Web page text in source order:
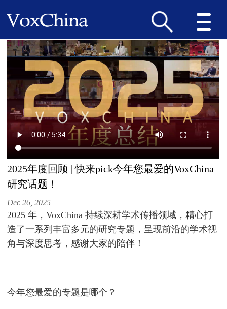
2025年度回顾 | 快来pick今年您最爱的VoxChina
研究话题！
Dec 26, 2025
2025 年，VoxChina 持续深耕学术传播领域，精心打
造了一系列丰富多元的研究专题，呈现前沿的学术视
角与深度思考，感谢大家的陪伴！
今年您最爱的专题是哪个？